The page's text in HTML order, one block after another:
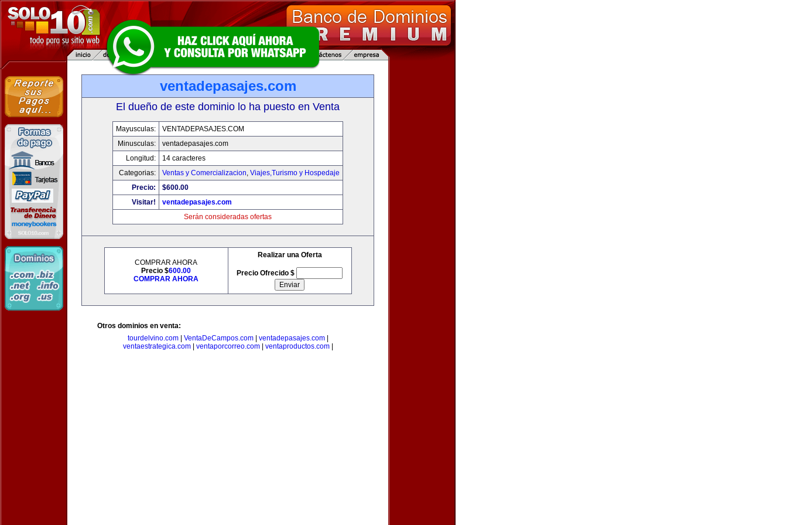
ventadepasajes.com
El dueño de este dominio lo ha puesto en Venta
Mayusculas:
VENTADEPASAJES.COM
Minusculas:
ventadepasajes.com
Longitud:
14 caracteres
Categorias:
Ventas y Comercializacion, Viajes,Turismo y Hospedaje
Precio:
$600.00
Visitar!
ventadepasajes.com
Serán consideradas ofertas
COMPRAR AHORA
Precio $600.00
COMPRAR AHORA
Realizar una Oferta
Precio Ofrecido $
Otros dominios en venta:
tourdelvino.com| VentaDeCampos.com| ventadepasajes.com|
ventaestrategica.com| ventaporcorreo.com| ventaproductos.com|